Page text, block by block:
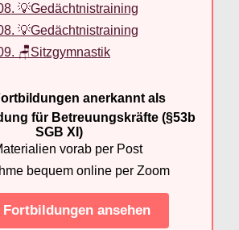
💡Gedächtnistraining
💡Gedächtnistraining
🪑Sitzgymnastik
anerkannt als
für Betreuungskräfte (§53b
SGB XI)
vorab per Post
bequem online per Zoom
ansehen